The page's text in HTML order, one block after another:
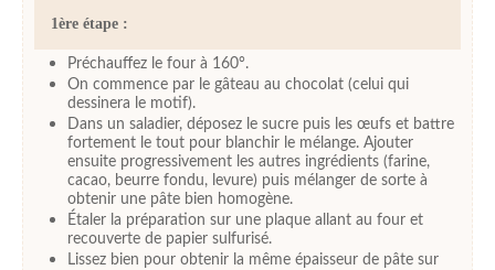
1ère étape :
Préchauffez le four à 160°.
On commence par le gâteau au chocolat (celui qui
dessinera le motif).
Dans un saladier, déposez le sucre puis les œufs et battre
fortement le tout pour blanchir le mélange. Ajouter
ensuite progressivement les autres ingrédients (farine,
cacao, beurre fondu, levure) puis mélanger de sorte à
obtenir une pâte bien homogène.
Étaler la préparation sur une plaque allant au four et
recouverte de papier sulfurisé.
Lissez bien pour obtenir la même épaisseur de pâte sur